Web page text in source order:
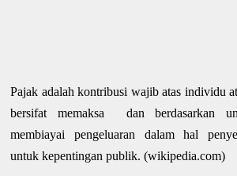
Pajak adalah kontribusi wajib atas individu
bersifat memaksa
dan berdasarkan
membiayai pengeluaran dalam hal
untuk kepentingan publik. (wikipedia.com)